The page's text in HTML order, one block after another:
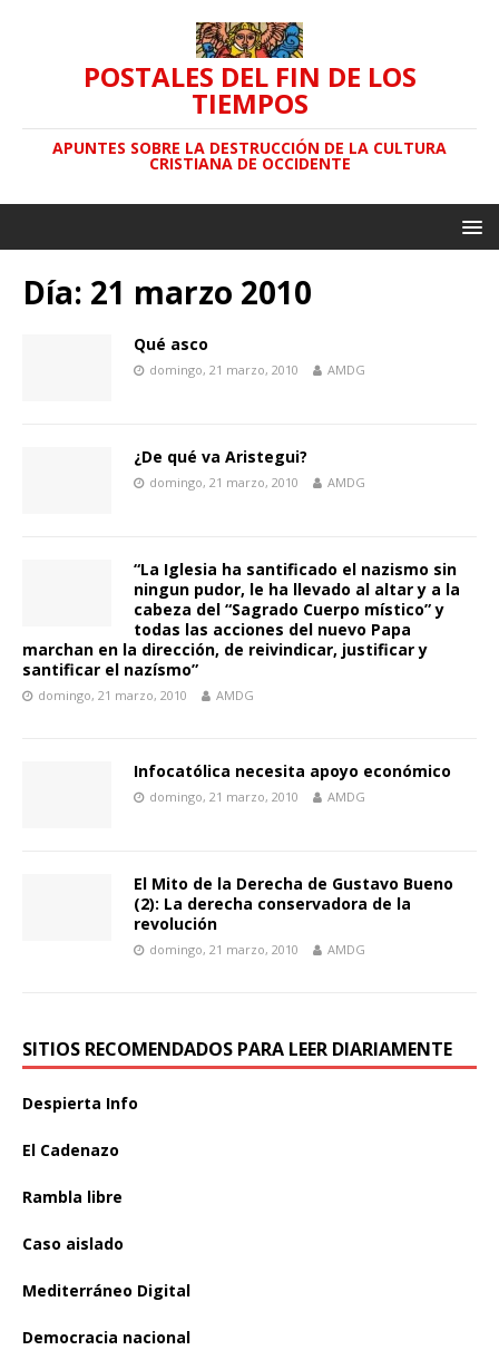
POSTALES DEL FIN DE LOS
TIEMPOS
APUNTES SOBRE LA DESTRUCCIÓN DE LA CULTURA
CRISTIANA DE OCCIDENTE
Día: 21 marzo 2010
Qué asco
domingo, 21 marzo, 2010 AMDG
¿De qué va Aristegui?
domingo, 21 marzo, 2010 AMDG
“La Iglesia ha santificado el nazismo sin
ningun pudor, le ha llevado al altar y a la
cabeza del “Sagrado Cuerpo místico” y
todas las acciones del nuevo Papa
marchan en la dirección, de reivindicar, justificar y
santificar el nazísmo”
domingo, 21 marzo, 2010 AMDG
Infocatólica necesita apoyo económico
domingo, 21 marzo, 2010 AMDG
El Mito de la Derecha de Gustavo Bueno
(2): La derecha conservadora de la
revolución
domingo, 21 marzo, 2010 AMDG
SITIOS RECOMENDADOS PARA LEER DIARIAMENTE
Despierta Info
El Cadenazo
Rambla libre
Caso aislado
Mediterráneo Digital
Democracia nacional